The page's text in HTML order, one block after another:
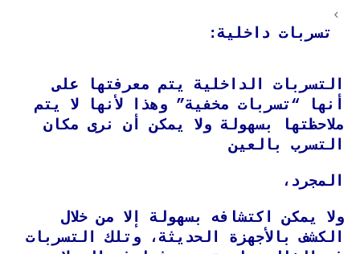
تسربات داخلية:
التسربات الداخلية يتم معرفتها على
أنها “تسربات مخفية” وهذا لأنها لا يتم
ملاحظتها بسهولة ولا يمكن أن نرى مكان
التسرب بالعين
المجرد،
ولا يمكن اكتشافه بسهولة إلا من خلال
الكشف بالأجهزة الحديثة، وتلك التسربات